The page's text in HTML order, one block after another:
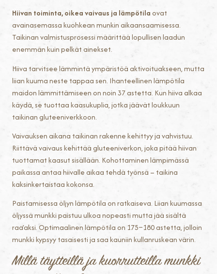
Hiivan toiminta, oikea vaivaus ja lämpötilaovat
avainasemassa kuohkean munkin aikaansaamisessa.
Taikinan valmistusprosessi määrittää lopullisen laadun
enemmän kuin pelkät ainekset.
Hiiva tarvitsee lämmintä ympäristöä aktivoituakseen, mutta
liian kuuma neste tappaa sen. Ihanteellinen lämpötila
maidon lämmittämiseen on noin 37 astetta. Kun hiiva alkaa
käydä, se tuottaa kaasukuplia, jotka jäävät loukkuun
taikinan gluteeniverkkoon.
Vaivauksen aikana taikinan rakenne kehittyy ja vahvistuu.
Riittävä vaivaus kehittää gluteeniverkon, joka pitää hiivan
tuottamat kaasut sisällään. Kohottaminen lämpimässä
paikassa antaa hiivalle aikaa tehdä työnsä – taikina
kaksinkertaistaa kokonsa.
Paistamisessa öljyn lämpötila on ratkaiseva. Liian kuumassa
öljyssä munkki paistuu ulkoa nopeasti mutta jää sisältä
raa’aksi. Optimaalinen lämpötila on 175–180 astetta, jolloin
munkki kypsyy tasaisesti ja saa kauniin kullanruskean värin.
Millä täytteillä ja kuorrutteilla munkki